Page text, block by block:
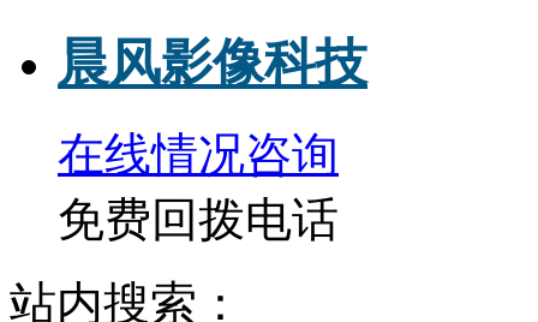
晨风影像科技
在线情况咨询
免费回拨电话
站内搜索：